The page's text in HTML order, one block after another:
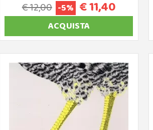
€ 12,00 -5% € 11,40
ACQUISTA